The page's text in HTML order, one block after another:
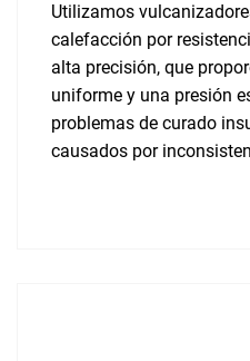
Utilizamos
calefacción por
alta precisión, que
uniforme y una presión
problemas de curado
causados por